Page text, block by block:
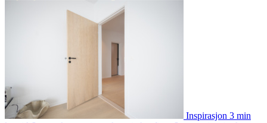
Inspirasjon 3 min